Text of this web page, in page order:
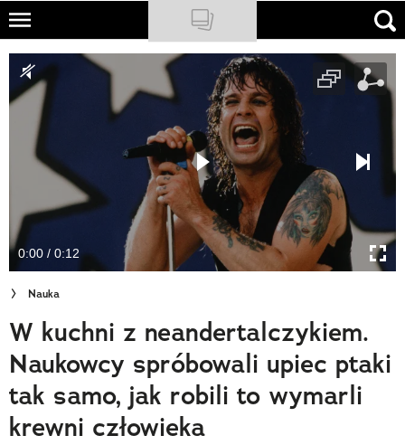
Skip
main
content
NATIONAL GEOGRAPHIC
TRAVELER
PODCASTY
Newsletter
Cuda Polski
Wielki Konkurs Fotograficzny
Trendbook Podróżniczy
Polecane
0:00 / 0:12
Nauka
W kuchni z neandertalczykiem.
Naukowcy spróbowali upiec ptaki
tak samo, jak robili to wymarli
krewni człowieka